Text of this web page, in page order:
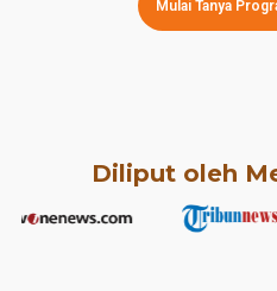
Mulai Tanya
Diliput oleh